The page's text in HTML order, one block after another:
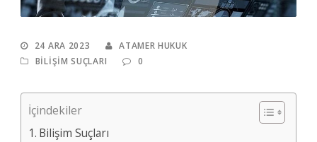
24 ARA 2023
ATAMER HUKUK
BILIŞIM SUÇLARI
0
İçindekiler
Bilişim Suçları